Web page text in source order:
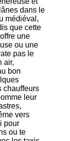
dans le
médiéval,
que cette
une
ou une
pas le
air,
bon
chauffeurs
leur
vers
pour
ou te